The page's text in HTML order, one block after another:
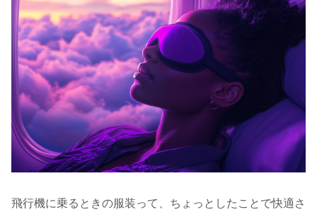
飛行機に乗るときの服装って、ちょっとしたことで快適さ